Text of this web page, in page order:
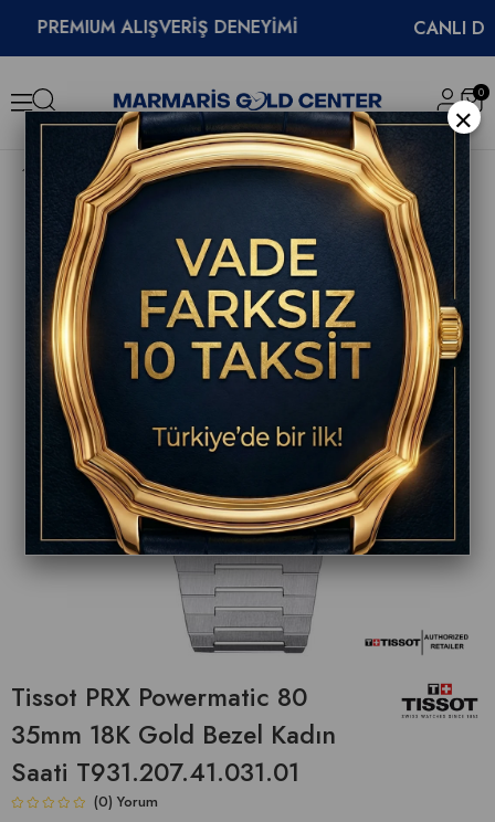
ALIŞVERİŞ DENEYİMİ CANLI
0
Tissot PRX Powermatic 80 35mm 18K Gold Bezel Kadın Saati T931.207.41.031.01
Tissot PRX Powermatic 80
35mm 18K Gold Bezel Kadın
Saati T931.207.41.031.01
(0)
×